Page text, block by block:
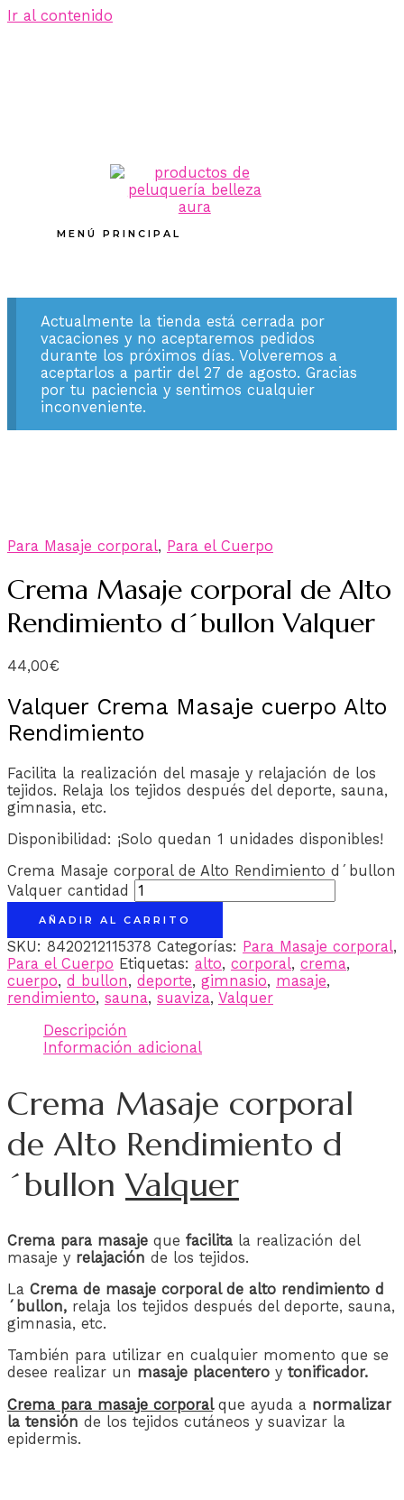
Ir al contenido
MENÚ PRINCIPAL
Actualmente la tienda está cerrada por
vacaciones y no aceptaremos pedidos
durante los próximos días. Volveremos a
aceptarlos a partir del 27 de agosto. Gracias
por tu paciencia y sentimos cualquier
inconveniente.
Para Masaje corporal, Para el Cuerpo
Crema Masaje corporal de Alto
Rendimiento d´bullon Valquer
44,00€
Valquer Crema Masaje cuerpo Alto
Rendimiento
Facilita la realización del masaje y relajación de los
tejidos. Relaja los tejidos después del deporte, sauna,
gimnasia, etc.
Disponibilidad: ¡Solo quedan 1 unidades disponibles!
Crema Masaje corporal de Alto Rendimiento d´bullon
Valquer cantidad
AÑADIR AL CARRITO
SKU: 8420212115378 Categorías: Para Masaje corporal,
Para el Cuerpo Etiquetas: alto, corporal, crema,
cuerpo, d bullon, deporte, gimnasio, masaje,
rendimiento, sauna, suaviza, Valquer
Descripción
Información adicional
Crema Masaje corporal
de Alto Rendimiento d
´bullonValquer
Crema para masaje que facilita la realización del
masaje y relajación de los tejidos.
La Crema de masaje corporal de alto rendimiento d
´bullon, relaja los tejidos después del deporte, sauna,
gimnasia, etc.
También para utilizar en cualquier momento que se
desee realizar un masaje placentero y tonificador.
Crema para masaje corporal que ayuda a normalizar
la tensión de los tejidos cutáneos y suavizar la
epidermis.